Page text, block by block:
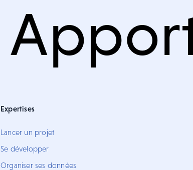
Expertises
Lancer un projet
Se développer
Organiser ses données